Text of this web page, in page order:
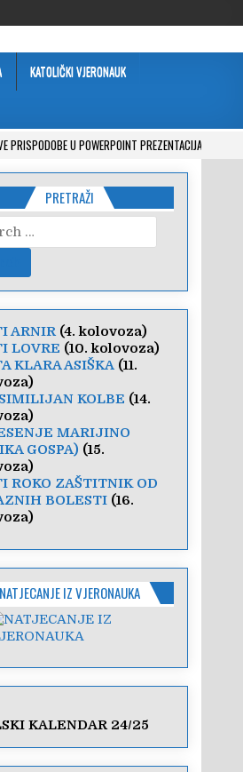
KATOLIČKI VJERONAUK
PRISPODOBE U POWERPOINT PREZENTACIJAMA
PRETRAŽI
ARNIR(4. kolovoza)
LOVRE (10. kolovoza)
KLARA ASIŠKA(11.
KOLBE (14.
MARIJINO
GOSPA) (15.
ROKO ZAŠTITNIK OD
BOLESTI(16.
NATJECANJE IZ VJERONAUKA
KALENDAR 24/25